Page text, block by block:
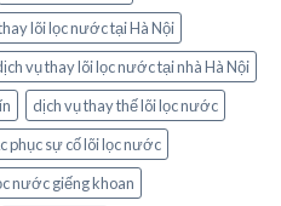
lõi lọc nước tại Hà Nội
vụ thay lõi lọc nước tại nhà Hà Nội
dịch vụ thay thế lõi lọc nước
phục sự cố lõi lọc nước
nước giếng khoan